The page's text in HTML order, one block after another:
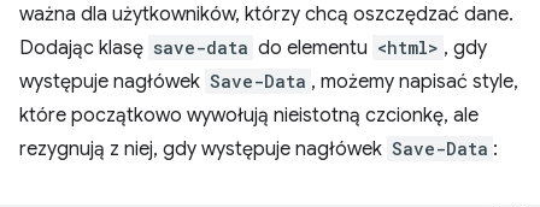
ważna dla użytkowników, którzy chcą oszczędzać dane.
Dodając klasę save-data do elementu <html> , gdy
występuje nagłówek Save-Data , możemy napisać style,
które początkowo wywołują nieistotną czcionkę, ale
rezygnują z niej, gdy występuje nagłówek Save-Data :